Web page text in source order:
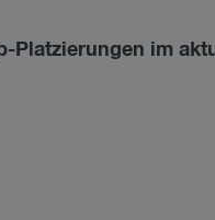
Platzierungen im